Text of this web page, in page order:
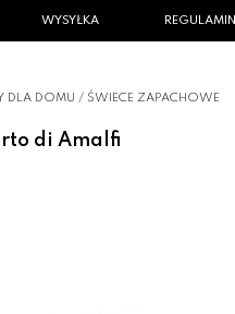
WYSYŁKA REGULAMIN
DLA DOMU / ŚWIECE ZAPACHOWE
di Amalfi